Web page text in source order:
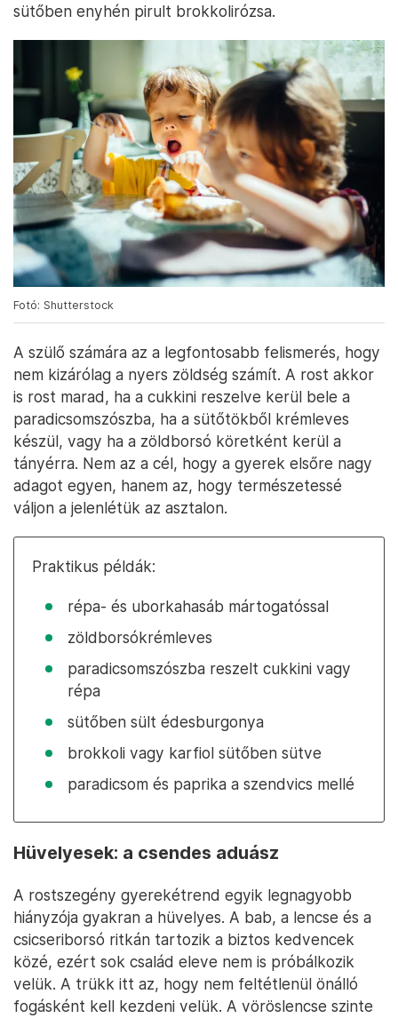
sütőben enyhén pirult brokkolirózsa.
Fotó: Shutterstock
A szülő számára az a legfontosabb felismerés, hogy
nem kizárólag a nyers zöldség számít. A rost akkor
is rost marad, ha a cukkini reszelve kerül bele a
paradicsomszószba, ha a sütőtökből krémleves
készül, vagy ha a zöldborsó köretként kerül a
tányérra. Nem az a cél, hogy a gyerek elsőre nagy
adagot egyen, hanem az, hogy természetessé
váljon a jelenlétük az asztalon.
Praktikus példák:
répa- és uborkahasáb mártogatóssal
zöldborsókrémleves
paradicsomszószba reszelt cukkini vagy
répa
sütőben sült édesburgonya
brokkoli vagy karfiol sütőben sütve
paradicsom és paprika a szendvics mellé
Hüvelyesek: a csendes aduász
A rostszegény gyerekétrend egyik legnagyobb
hiányzója gyakran a hüvelyes. A bab, a lencse és a
csicseriborsó ritkán tartozik a biztos kedvencek
közé, ezért sok család eleve nem is próbálkozik
velük. A trükk itt az, hogy nem feltétlenül önálló
fogásként kell kezdeni velük. A vöröslencse szinte